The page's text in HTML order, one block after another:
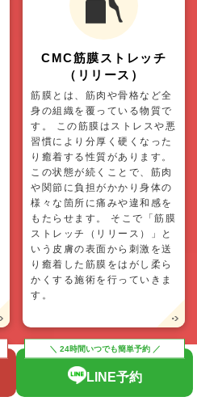
CMC筋膜ストレッチ
（リリース）
筋膜とは、筋肉や骨格など全
身の組織を覆っている物質で
す。 この筋膜はストレスや悪
習慣により分厚く硬くなった
り癒着する性質があります。
この状態が続くことで、筋肉
や関節に負担がかかり身体の
様々な箇所に痛みや違和感を
もたらせます。 そこで「筋膜
ストレッチ（リリース）」と
いう皮膚の表面から刺激を送
り癒着した筋膜をはがし柔ら
かくする施術を行っていきま
す。
LINE予約